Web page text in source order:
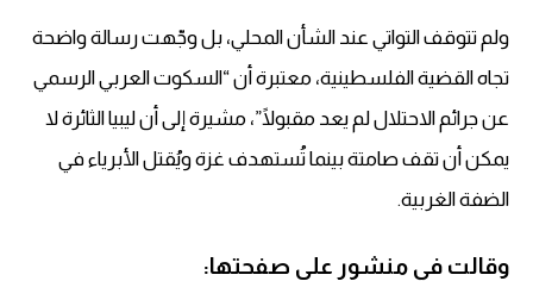
ولم تتوقف التواتي عند الشأن المحلي، بل وجّهت رسالة واضحة
تجاه القضية الفلسطينية، معتبرة أن “السكوت العربي الرسمي
عن جرائم الاحتلال لم يعد مقبولًا”، مشيرة إلى أن ليبيا الثائرة لا
يمكن أن تقف صامتة بينما تُستهدف غزة ويُقتل الأبرياء في
الضفة الغربية.
وقالت في منشور على صفحتها: